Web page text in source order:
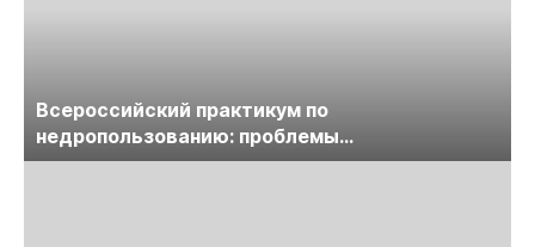
Всероссийский практикум по
недропользованию: проблемы
лицензирования, цифровизации, экспертизы